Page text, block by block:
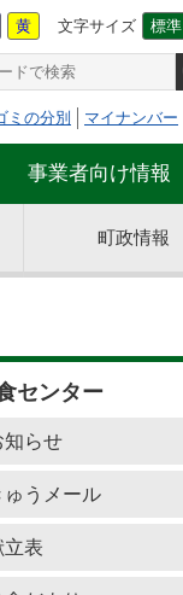
黄 文字サイズ 標準
ミの分別 マイナンバー
事業者向け情報
町政情報
センター
知らせ
ゅうメール
立表